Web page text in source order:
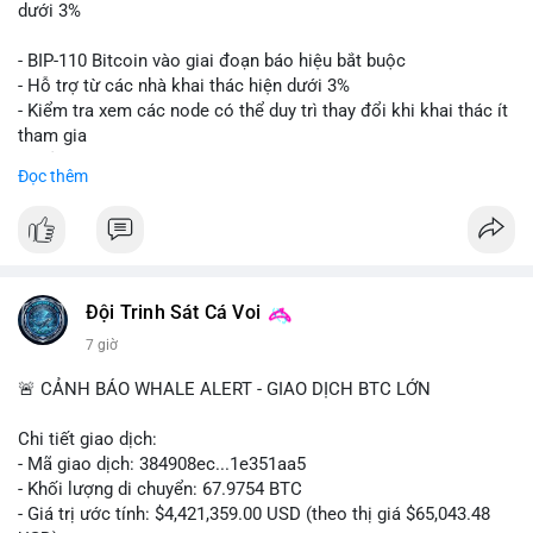
giá. Cần theo dõi sát sao bước tiếp theo của dòng tiền này.
Lời khuyên: Nhà đầu tư nhỏ lẻ nên thận trọng quan sát biến
động thanh khoản trong 24-48 giờ tới. Tránh hành động theo
cảm xúc, hãy chờ xác nhận điểm đến của số BTC này trước khi
điều chỉnh vị thế.
#556btc #36trusd
dưới 3%
- BIP-110 Bitcoin vào giai đoạn báo hiệu bắt buộc
- Hỗ trợ từ các nhà khai thác hiện dưới 3%
- Kiểm tra xem các node có thể duy trì thay đổi khi khai thác ít
tham gia
📰 Nguồn: Cointelegraph
Đọc thêm
Đội Trinh Sát Cá Voi
7 giờ
🚨 CẢNH BÁO WHALE ALERT - GIAO DỊCH BTC LỚN
Chi tiết giao dịch:
- Mã giao dịch: 384908ec...1e351aa5
- Khối lượng di chuyển: 67.9754 BTC
- Giá trị ước tính: $4,421,359.00 USD (theo thị giá $65,043.48